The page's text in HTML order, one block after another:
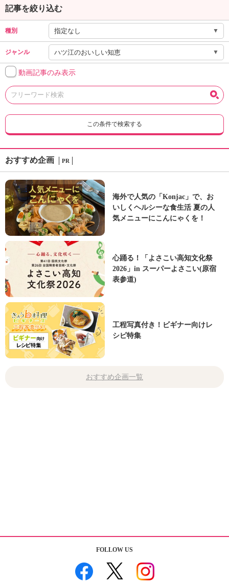
記事を絞り込む
種別 ▼
ジャンル ▼
動画記事のみ表示
この条件で検索する
おすすめ企画 PR
海外で人気の「Konjac」で、お
いしくヘルシーな食生活 夏の人
気メニューにこんにゃくを！
心踊る！「よさこい高知文化祭
2026」in スーパーよさこい(原宿
表参道)
工程写真付き！ビギナー向けレ
シピ特集
おすすめ企画一覧
FOLLOW US